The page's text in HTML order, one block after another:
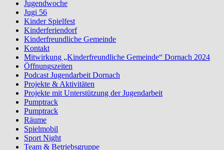
Jugendwoche
Jugi 56
Kinder Spielfest
Kinderferiendorf
Kinderfreundliche Gemeinde
Kontakt
Mitwirkung „Kinderfreundliche Gemeinde“ Dornach 2024
Öffnungszeiten
Podcast Jugendarbeit Dornach
Projekte & Aktivitäten
Projekte mit Unterstützung der Jugendarbeit
Pumptrack
Pumptrack
Räume
Spielmobil
Sport Night
Team & Betriebsgruppe